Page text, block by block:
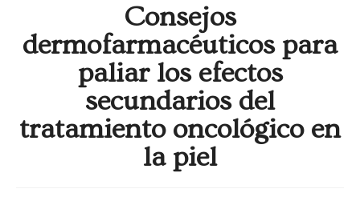
Consejos
dermofarmacéuticos para
paliar los efectos
secundarios del
tratamiento oncológico en
la piel